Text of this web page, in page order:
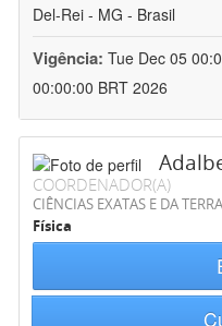
Del-Rei - MG - Brasil
Vigência: Tue Dec 05
00:00:00 BRT 2026
COORDENADOR(A)
CIÊNCIAS EXATAS E DA TERRA
Física